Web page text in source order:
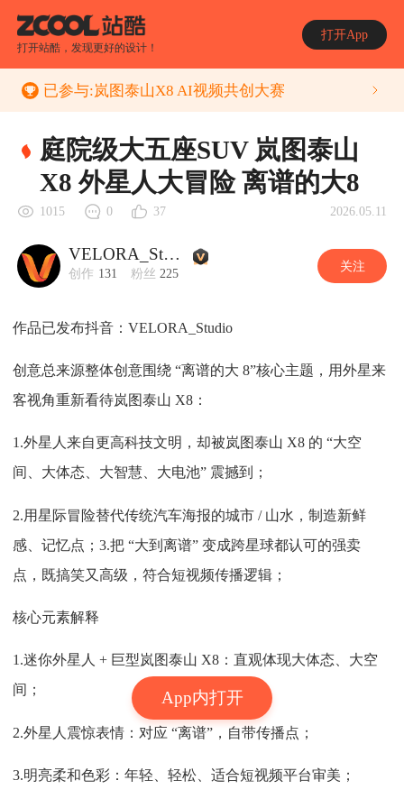
打开站酷，发现更好的设计！
打开App
App内打开
已参与:岚图泰山X8 AI视频共创大赛
庭院级大五座SUV 岚图泰山
X8 外星人大冒险 离谱的大8
1015 0 37 2026.05.11
VELORA_Studio
创作 131 粉丝 225 关注
作品已发布抖音：VELORA_Studio
创意总来源整体创意围绕 “离谱的大 8”核心主题，用外星来
客视角重新看待岚图泰山 X8：
1.外星人来自更高科技文明，却被岚图泰山 X8 的 “大空
间、大体态、大智慧、大电池” 震撼到；
2.用星际冒险替代传统汽车海报的城市 / 山水，制造新鲜
感、记忆点；3.把 “大到离谱” 变成跨星球都认可的强卖
点，既搞笑又高级，符合短视频传播逻辑；
核心元素解释
1.迷你外星人 + 巨型岚图泰山 X8：直观体现大体态、大空
间；
2.外星人震惊表情：对应 “离谱”，自带传播点；
3.明亮柔和色彩：年轻、轻松、适合短视频平台审美；